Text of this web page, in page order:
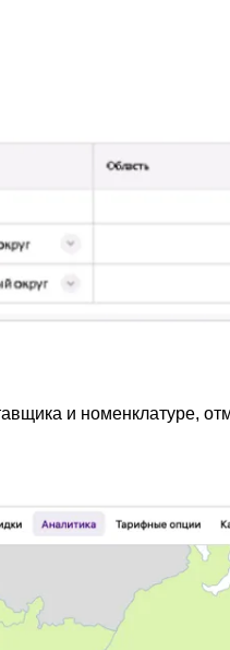
и номенклатуре,